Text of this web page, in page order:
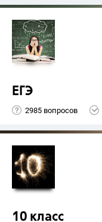
ЕГЭ
2985 вопросов
10 класс